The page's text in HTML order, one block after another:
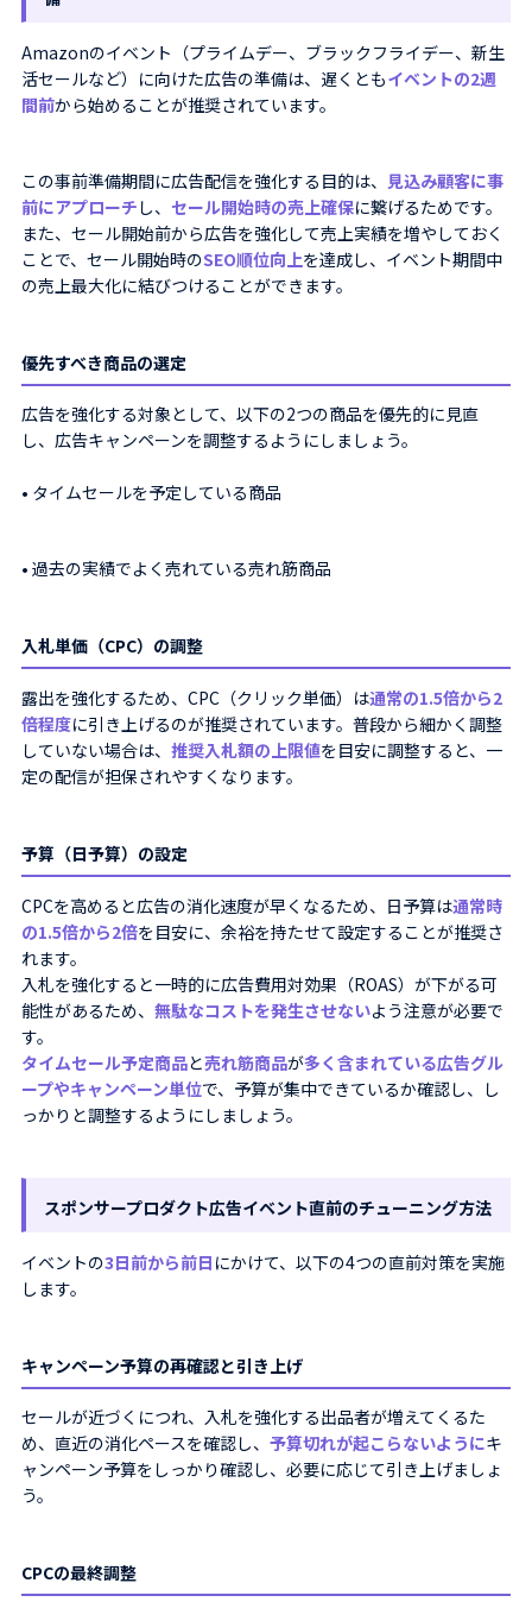
Amazonのイベント（プライムデー、ブラックフライデー、新生
活セールなど）に向けた広告の準備は、遅くともイベントの2週
間前から始めることが推奨されています。
この事前準備期間に広告配信を強化する目的は、 見込み顧客に事
前にアプローチ し、 セール開始時の売上確保に繋げるためです。
また、セール開始前から広告を強化して売上実績を増やしておく
ことで、セール開始時のSEO順位向上を達成し、イベント期間中
の売上最大化に結びつけることができます。
優先すべき商品の選定
広告を強化する対象として、以下の2つの商品を優先的に見直
し、広告キャンペーンを調整するようにしましょう。
• タイムセールを予定している商品
• 過去の実績でよく売れている売れ筋商品
入札単価（CPC）の調整
露出を強化するため、CPC（クリック単価）は通常の1.5倍から2
倍程度に引き上げるのが推奨されています。普段から細かく調整
していない場合は、 推奨入札額の上限値を目安に調整すると、一
定の配信が担保されやすくなります。
予算（日予算）の設定
CPCを高めると広告の消化速度が早くなるため、日予算は通常時
の1.5倍から2倍を目安に、余裕を持たせて設定することが推奨さ
れます。
入札を強化すると一時的に広告費用対効果（ROAS）が下がる可
能性があるため、 無駄なコストを発生させないよう注意が必要で
す。
タイムセール予定商品と売れ筋商品が多く含まれている広告グル
ープやキャンペーン単位で、予算が集中できているか確認し、し
っかりと調整するようにしましょう。
スポンサープロダクト広告イベント直前のチューニング方法
イベントの3日前から前日 にかけて、以下の4つの直前対策を実施
します。
キャンペーン予算の再確認と引き上げ
セールが近づくにつれ、入札を強化する出品者が増えてくるた
め、直近の消化ペースを確認し、 予算切れが起こらないようにキ
ャンペーン予算をしっかり確認し、必要に応じて引き上げましょ
う。
CPCの最終調整